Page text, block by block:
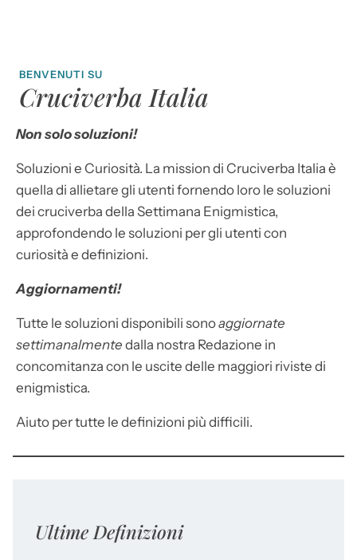
BENVENUTI SU
Cruciverba Italia
Non solo soluzioni!
Soluzioni e Curiosità. La mission di Cruciverba Italia è
quella di allietare gli utenti fornendo loro le soluzioni
dei cruciverba della Settimana Enigmistica,
approfondendo le soluzioni per gli utenti con
curiosità e definizioni.
Aggiornamenti!
Tutte le soluzioni disponibili sonoaggiornate
settimanalmente dalla nostra Redazione in
concomitanza con le uscite delle maggiori riviste di
enigmistica.
Aiuto per tutte le definizioni più difficili.
Ultime Definizioni